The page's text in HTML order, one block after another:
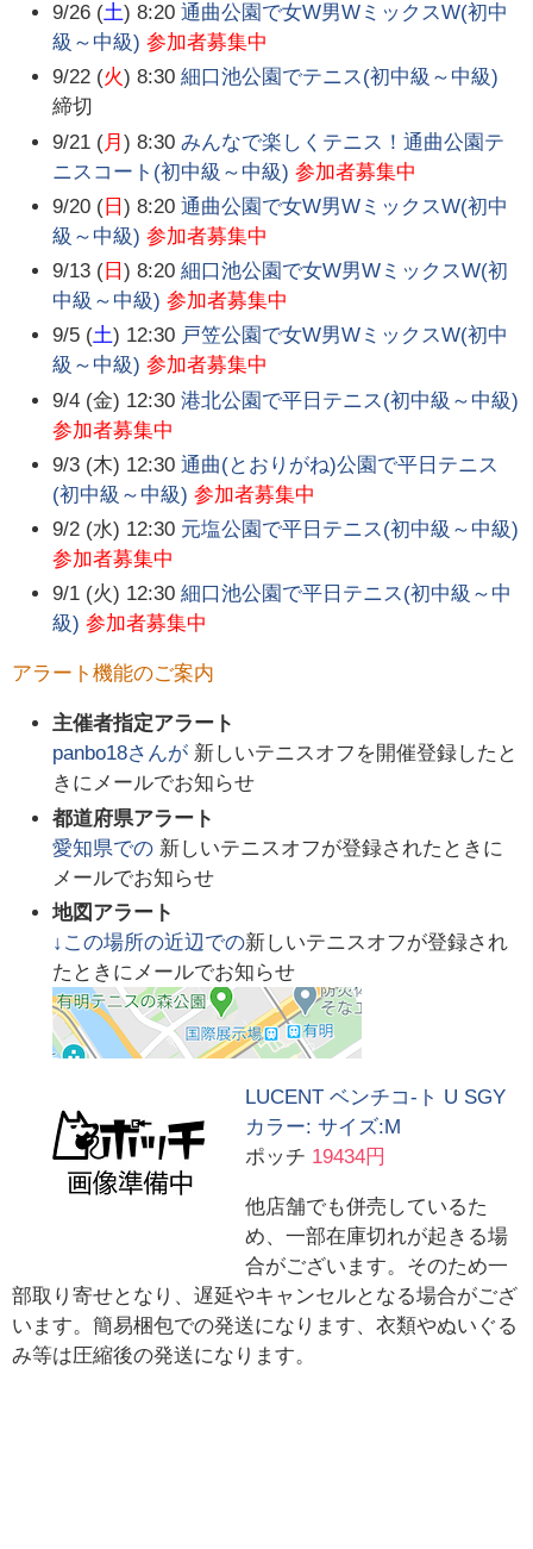
9/26 (土) 8:20 通曲公園で女W男WミックスW(初中
級～中級) 参加者募集中
9/22 (火) 8:30 細口池公園でテニス(初中級～中級)
締切
9/21 (月) 8:30 みんなで楽しくテニス！通曲公園テ
ニスコート(初中級～中級) 参加者募集中
9/20 ( 日) 8:20 通曲公園で女W男WミックスW(初中
級～中級) 参加者募集中
9/13 ( 日) 8:20 細口池公園で女W男WミックスW(初
中級～中級) 参加者募集中
9/5 (土) 12:30 戸笠公園で女W男WミックスW(初中
級～中級) 参加者募集中
9/4 (金) 12:30 港北公園で平日テニス(初中級～中級)
参加者募集中
9/3 (木) 12:30 通曲(とおりがね)公園で平日テニス
(初中級～中級) 参加者募集中
9/2 (水) 12:30 元塩公園で平日テニス(初中級～中級)
参加者募集中
9/1 (火) 12:30 細口池公園で平日テニス(初中級～中
級) 参加者募集中
アラート機能のご案内
主催者指定アラート
panbo18さんが 新しいテニスオフを開催登録したと
きにメールでお知らせ
都道府県アラート
愛知県での 新しいテニスオフが登録されたときに
メールでお知らせ
地図アラート
↓この場所の近辺での新しいテニスオフが登録され
たときにメールでお知らせ
LUCENT ベンチコ-ト U SGY
カラー: サイズ:M
ポッチ 19434円
他店舗でも併売しているた
め、一部在庫切れが起きる場
合がございます。そのため一
部取り寄せとなり、遅延やキャンセルとなる場合がござ
います。簡易梱包での発送になります、衣類やぬいぐる
み等は圧縮後の発送になります。